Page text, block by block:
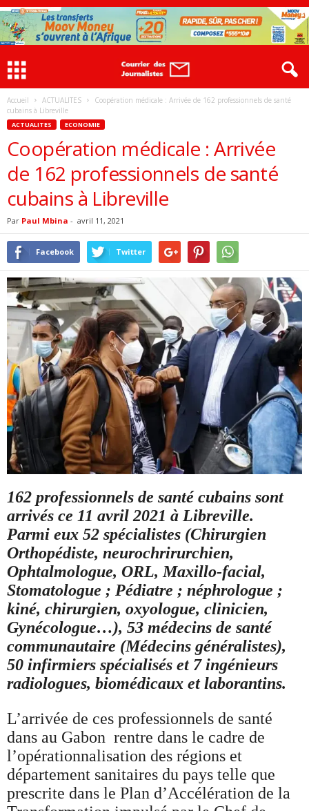
Accueil ACTUALITES
Coopération médicale : Arrivée de 162 professionnels de santé
cubains à Libreville
ACTUALITES ECONOMIE
Coopération médicale : Arrivée
de 162 professionnels de santé
cubains à Libreville
Par Paul Mbina - avril 11, 2021
Facebook Twitter
162 professionnels de santé cubains sont
arrivés ce 11 avril 2021 à Libreville.
Parmi eux 52 spécialistes (Chirurgien
Orthopédiste, neurochrirurchien,
Ophtalmologue, ORL, Maxillo-facial,
Stomatologue ; Pédiatre ; néphrologue ;
kiné, chirurgien, oxyologue, clinicien,
Gynécologue…), 53 médecins de santé
communautaire (Médecins généralistes),
50 infirmiers spécialisés et 7 ingénieurs
radiologues, biomédicaux et laborantins.
L’arrivée de ces professionnels de santé
dans au Gabon rentre dans le cadre de
l’opérationnalisation des régions et
département sanitaires du pays telle que
prescrite dans le Plan d’Accélération de la